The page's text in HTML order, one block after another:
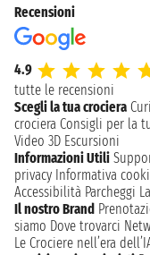
Recensioni
4.9
tutte le recensioni
Scegli la tua crociera
crociera Consigli per la
Video 3D Escursioni
Informazioni Utili
privacy Informativa
Accessibilità Parcheggi
Il nostro Brand
siamo Dove trovarci
Le Crociere nell’era